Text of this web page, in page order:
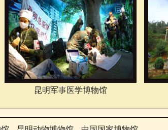
昆明军事医学博物馆